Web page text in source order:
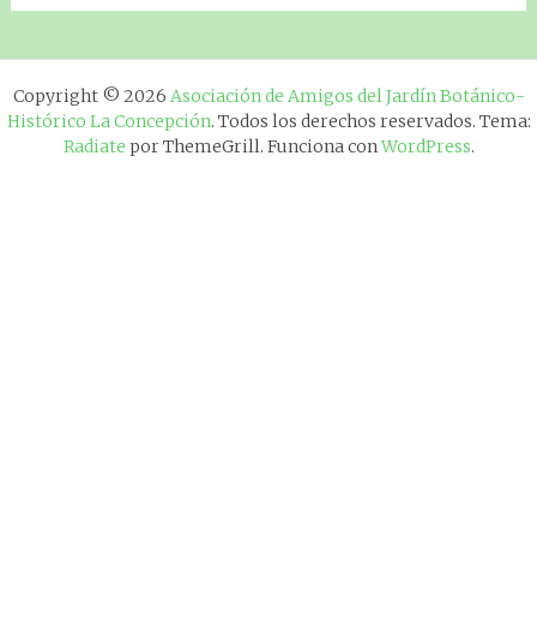
Copyright © 2026 Asociación de Amigos del Jardín Botánico-
Histórico La Concepción. Todos los derechos reservados. Tema:
Radiate por ThemeGrill. Funciona conWordPress.